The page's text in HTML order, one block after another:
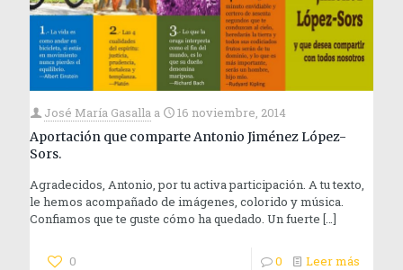
José María Gasalla a
16 noviembre, 2014
Aportación que comparte Antonio Jiménez López-
Sors.
Agradecidos, Antonio, por tu activa participación. A tu texto,
le hemos acompañado de imágenes, colorido y música.
Confiamos que te guste cómo ha quedado. Un fuerte […]
0 0 Leer más